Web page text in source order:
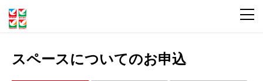
スペースについてのお申込